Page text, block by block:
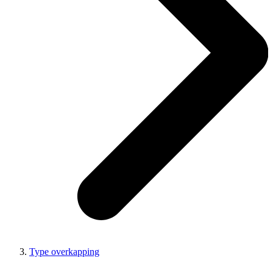
Type overkapping